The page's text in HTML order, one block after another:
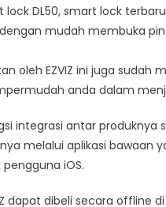
DL50, smart lock
mudah membuka
oleh EZVIZ ini juga
anda dalam
integrasi antar
melalui aplikasi bawaan
iOS.
dapat dibeli secara offline di